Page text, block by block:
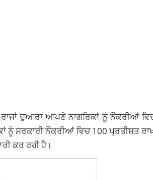
ਦੁਆਰਾ ਆਪਣੇ ਨਾਗਰਿਕਾਂ ਨੂੰ ਨੌਕਰੀਆਂ ਵਿਚ
ਨੂੰ ਸਰਕਾਰੀ ਨੌਕਰੀਆਂ ਵਿਚ 100 ਪ੍ਰਤੀਸ਼ਤ
ਕਰ ਰਹੀ ਹੈ।